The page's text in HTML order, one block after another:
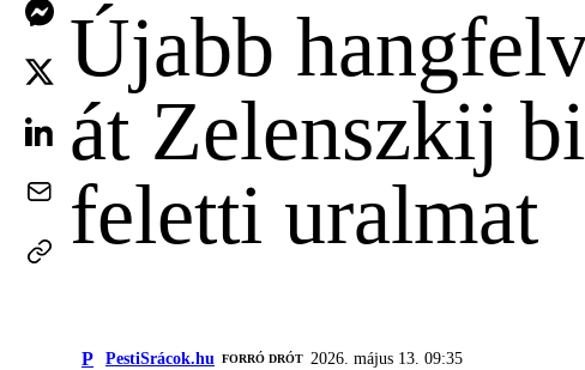
Újabb
át Zelenszkij
feletti uralmat
P PestiSrácok.hu FORRÓ DRÓT 2026. május 13. 09:35